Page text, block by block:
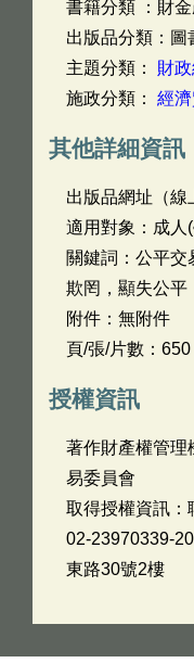
書籍分類 ：財
出版品分類：圖
主題分類： 財
施政分類： 經
其他詳細資訊
出版品網址（線
適用對象：成人
關鍵詞：公平交
欺罔，顯失公平
附件：無附件
頁/張/片數：650
授權資訊
著作財產權管理
易委員會
取得授權資訊：
02-23970339-
東路30號2樓